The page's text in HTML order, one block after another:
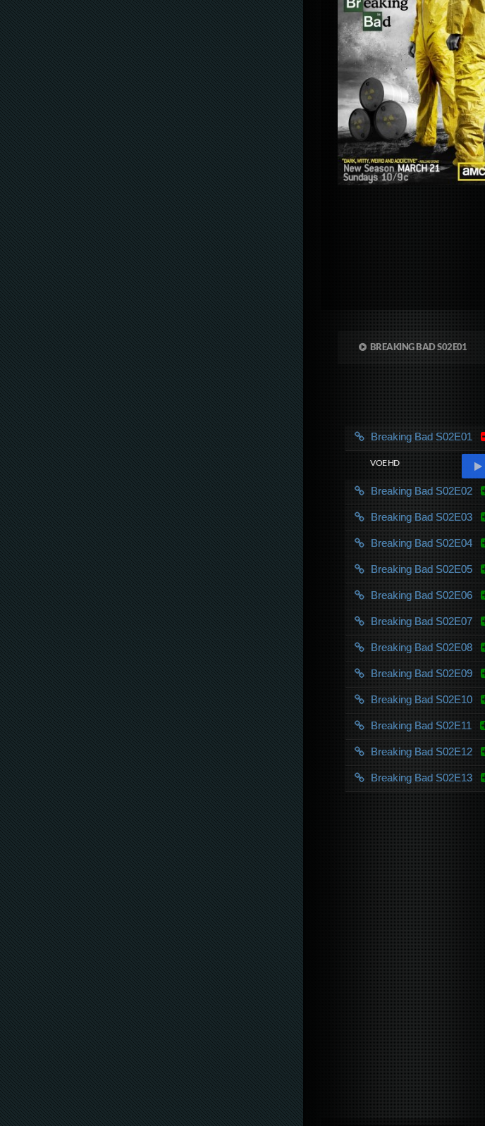
BREAKING BAD S02E01
Breaking Bad S02E01
VOE HD
Breaking Bad S02E02
Breaking Bad S02E03
Breaking Bad S02E04
Breaking Bad S02E05
Breaking Bad S02E06
Breaking Bad S02E07
Breaking Bad S02E08
Breaking Bad S02E09
Breaking Bad S02E10
Breaking Bad S02E11
Breaking Bad S02E12
Breaking Bad S02E13